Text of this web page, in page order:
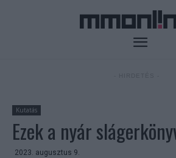
Kutatás
Ezek a nyár
2023. augusztus 9.